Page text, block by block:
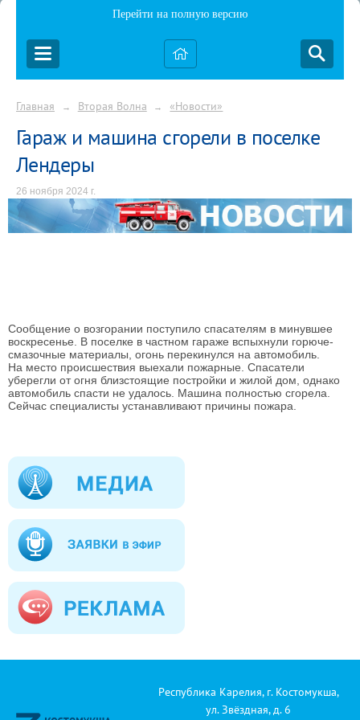
Перейти на полную версию
Главная → Вторая Волна → «Новости»
Гараж и машина сгорели в поселке
Лендеры
26 ноября 2024 г.
Сообщение о возгорании поступило спасателям в минувшее
воскресенье. В поселке в частном гараже вспыхнули горюче-
смазочные материалы, огонь перекинулся на автомобиль.
На место происшествия выехали пожарные. Спасатели
уберегли от огня близстоящие постройки и жилой дом, однако
автомобиль спасти не удалось. Машина полностью сгорела.
Сейчас специалисты устанавливают причины пожара.
Республика Карелия, г. Костомукша,
ул. Звёздная, д. 6